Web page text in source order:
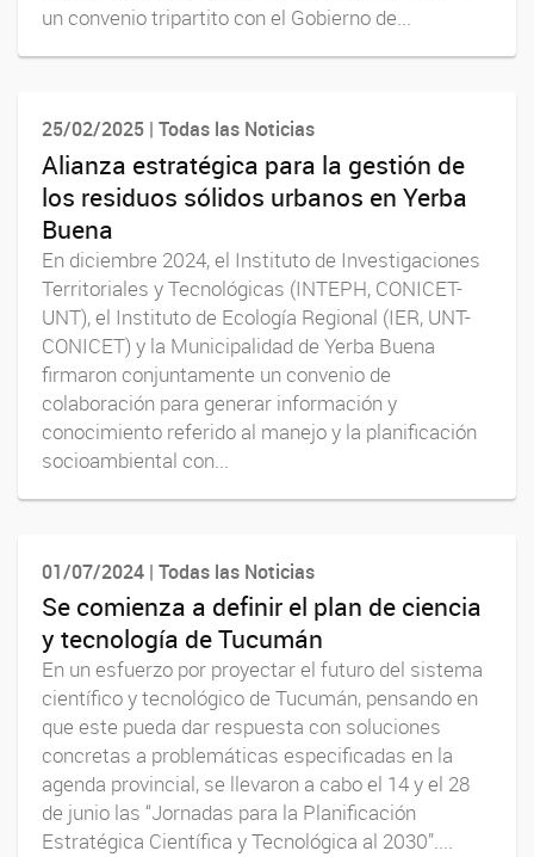
un convenio tripartito con el Gobierno de...
25/02/2025 | Todas las Noticias
Alianza estratégica para la gestión de
los residuos sólidos urbanos en Yerba
Buena
En diciembre 2024, el Instituto de Investigaciones
Territoriales y Tecnológicas (INTEPH, CONICET-
UNT), el Instituto de Ecología Regional (IER, UNT-
CONICET) y la Municipalidad de Yerba Buena
firmaron conjuntamente un convenio de
colaboración para generar información y
conocimiento referido al manejo y la planificación
socioambiental con...
01/07/2024 | Todas las Noticias
Se comienza a definir el plan de ciencia
y tecnología de Tucumán
En un esfuerzo por proyectar el futuro del sistema
científico y tecnológico de Tucumán, pensando en
que este pueda dar respuesta con soluciones
concretas a problemáticas especificadas en la
agenda provincial, se llevaron a cabo el 14 y el 28
de junio las “Jornadas para la Planificación
Estratégica Científica y Tecnológica al 2030”....